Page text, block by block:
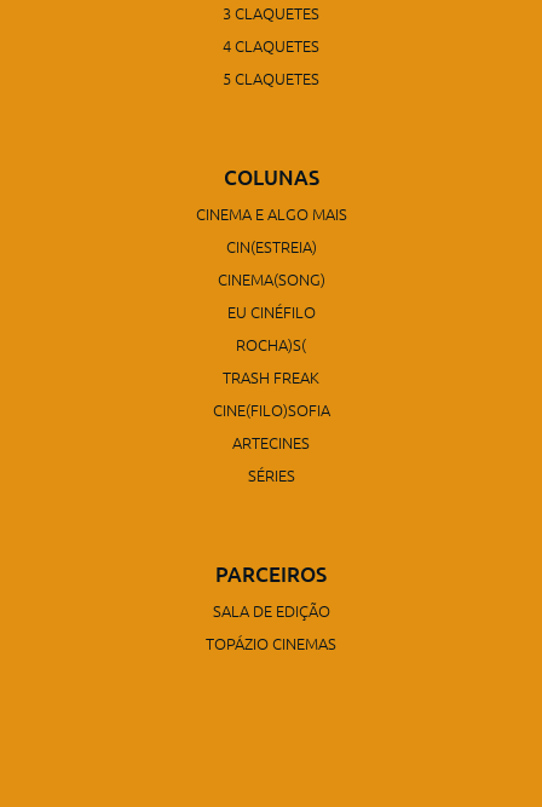
3 CLAQUETES
4 CLAQUETES
5 CLAQUETES
COLUNAS
CINEMA E ALGO MAIS
CIN(ESTREIA)
CINEMA(SONG)
EU CINÉFILO
ROCHA)S(
TRASH FREAK
CINE(FILO)SOFIA
ARTECINES
SÉRIES
PARCEIROS
SALA DE EDIÇÃO
TOPÁZIO CINEMAS